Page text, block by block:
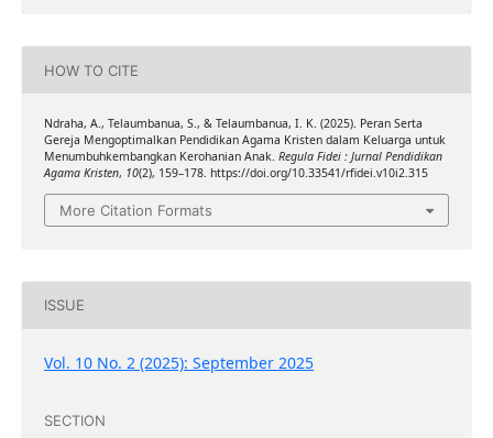
HOW TO CITE
Ndraha, A., Telaumbanua, S., & Telaumbanua, I. K. (2025). Peran Serta
Gereja Mengoptimalkan Pendidikan Agama Kristen dalam Keluarga untuk
Menumbuhkembangkan Kerohanian Anak. Regula Fidei : Jurnal Pendidikan
Agama Kristen, 10(2), 159–178. https://doi.org/10.33541/rfidei.v10i2.315
More Citation Formats
ISSUE
Vol. 10 No. 2 (2025): September 2025
SECTION